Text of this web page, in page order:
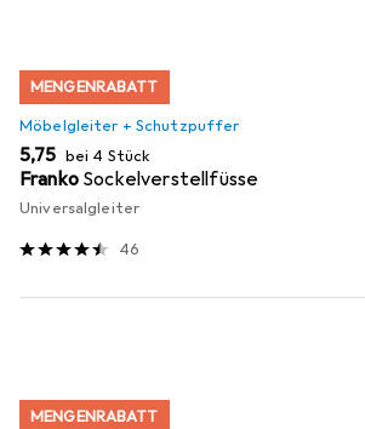
MENGENRABATT
Möbelgleiter + Schutzpuffer
EUR
5,75 bei 4 Stück
Franko Sockelverstellfüsse
Universalgleiter
46
MENGENRABATT